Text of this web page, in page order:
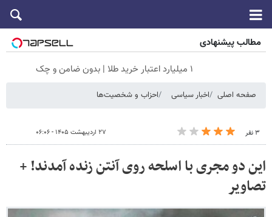
مطالب پیشنهادی
۱ میلیارد اعتبار خرید طلا | بدون ضامن و چک
صفحه اصلی اخبار سیاسی احزاب و شخصیت‌ها
۳ نفر ۲۷ اردیبهشت ۱۴۰۵ - ۰۶:۰۶
این دو مجری با اسلحه روی آنتن زنده آمدند! +
تصاویر